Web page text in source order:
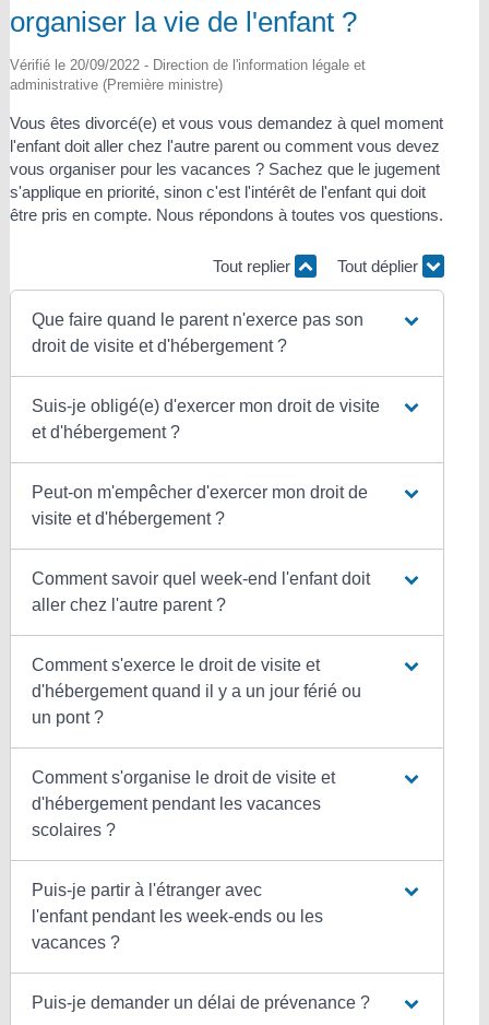
organiser la vie de l'enfant ?
Vérifié le 20/09/2022 - Direction de l'information légale et
administrative (Première ministre)
Vous êtes divorcé(e) et vous vous demandez à quel moment
l'enfant doit aller chez l'autre parent ou comment vous devez
vous organiser pour les vacances ? Sachez que le jugement
s'applique en priorité, sinon c'est l'intérêt de l'enfant qui doit
être pris en compte. Nous répondons à toutes vos questions.
Tout replier Tout déplier
Que faire quand le parent n'exerce pas son
droit de visite et d'hébergement ?
Suis-je obligé(e) d'exercer mon droit de visite
et d'hébergement ?
Peut-on m'empêcher d'exercer mon droit de
visite et d'hébergement ?
Comment savoir quel week-end l'enfant doit
aller chez l'autre parent ?
Comment s'exerce le droit de visite et
d'hébergement quand il y a un jour férié ou
un pont ?
Comment s'organise le droit de visite et
d'hébergement pendant les vacances
scolaires ?
Puis-je partir à l'étranger avec
l'enfant pendant les week-ends ou les
vacances ?
Puis-je demander un délai de prévenance ?